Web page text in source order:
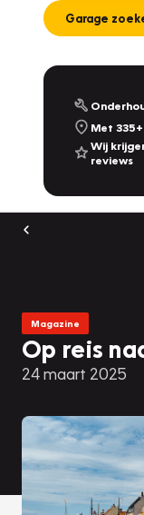
Garage
Met
Wij
reviews
Magazine
Op reis
24 maart 2025